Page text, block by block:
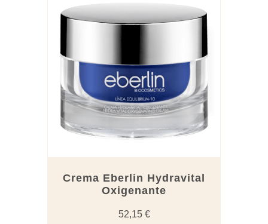
Crema Eberlin Hydravital
Oxigenante
52,15 €